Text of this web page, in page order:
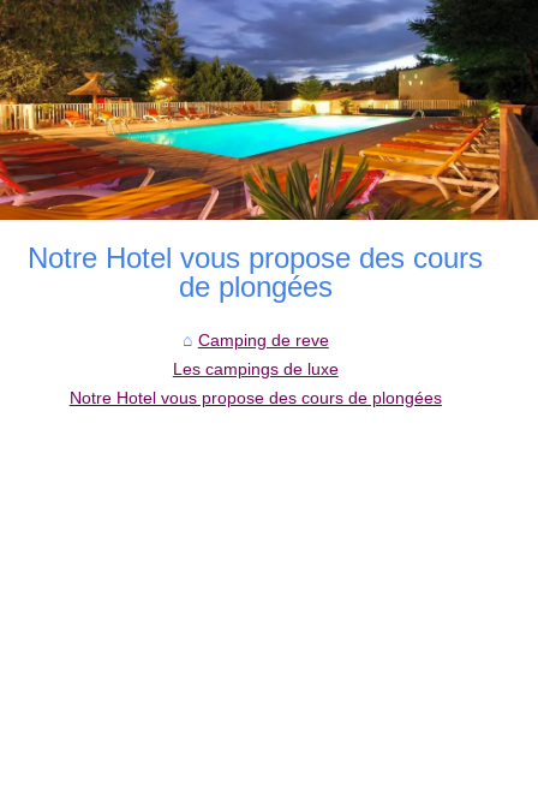
Notre Hotel vous propose des cours
de plongées
Camping de reve
Les campings de luxe
Notre Hotel vous propose des cours de plongées